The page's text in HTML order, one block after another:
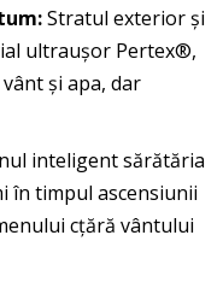
Stratul exterior și
ultraușor Pertex®,
și apa, dar
inteligent sărătăria
în timpul ascensiunii
cțără vântului